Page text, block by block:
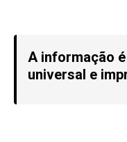
A informação
universal e